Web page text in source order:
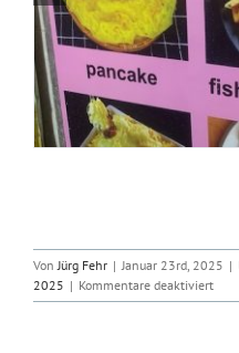
Von Jürg Fehr | Januar 23rd, 2025 |
2025 | Kommentare deaktiviertfür